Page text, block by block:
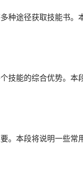
种途径获取技能书
技能的综合优势。本
。本段将说明一些常